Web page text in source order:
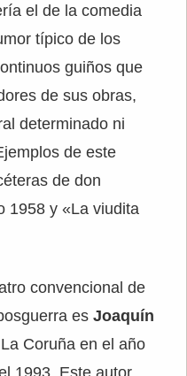
el de la comedia
típico de los
guiños que
de sus obras,
determinado ni
de este
de don
1958 y «La viudita
convencional de
es Joaquín
Coruña en el año
1993. Este autor